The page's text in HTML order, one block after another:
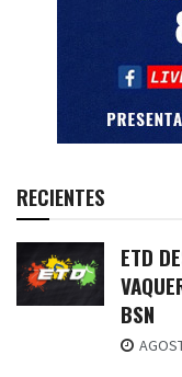
RECIENTES
ETD
BSN